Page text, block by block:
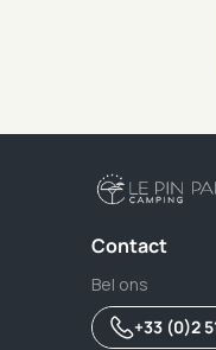
Contact
Bel ons
+33 (0)2